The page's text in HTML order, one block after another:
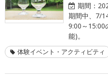
期間：
期間中、7/
9:00～15:00
能)。
体験イベント・アクティビティ